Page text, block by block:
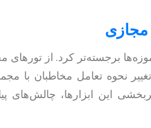
برجسته‌تر کرد. از تورهای
نحوه تعامل مخاطبان با
این ابزارها، چالش‌های